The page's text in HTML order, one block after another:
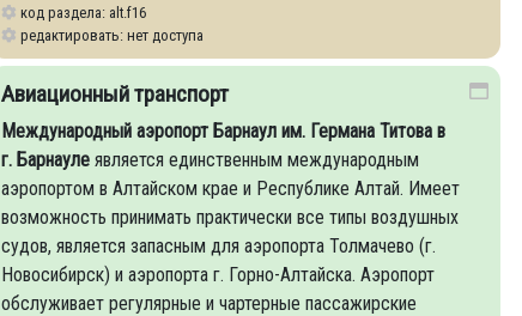
код раздела: alt.f16
редактировать: нет доступа
Авиационный транспорт
Международный аэропорт Барнаул им. Германа Титова в
г. Барнауле является единственным международным
аэропортом в Алтайском крае и Республике Алтай. Имеет
возможность принимать практически все типы воздушных
судов, является запасным для аэропорта Толмачево (г.
Новосибирск) и аэропорта г. Горно-Алтайска. Аэропорт
обслуживает регулярные и чартерные пассажирские